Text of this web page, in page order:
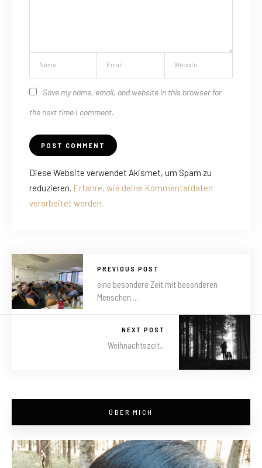
Save my name, email, and website in this browser for
the next time I comment.
Diese Website verwendet Akismet, um Spam zu
reduzieren. Erfahre, wie deine Kommentardaten
verarbeitet werden.
PREVIOUS POST
eine besondere Zeit mit besonderen
Menschen....
NEXT POST
Weihnachtszeit...
ÜBER MICH